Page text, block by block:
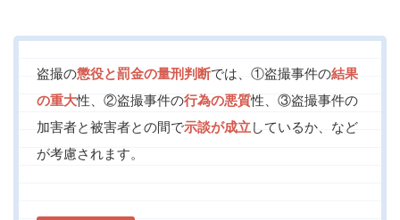
盗撮の懲役と罰金の量刑判断では、①盗撮事件の結果
の重大性、②盗撮事件の行為の悪質性、③盗撮事件の
加害者と被害者との間で示談が成立しているか、など
が考慮されます。